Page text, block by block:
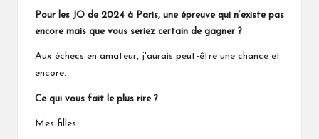
Pour les JO de 2024 à Paris, une épreuve qui n’existe pas
encore mais que vous seriez certain de gagner ?
Aux échecs en amateur, j'aurais peut-être une chance et
encore.
Ce qui vous fait le plus rire ?
Mes filles.